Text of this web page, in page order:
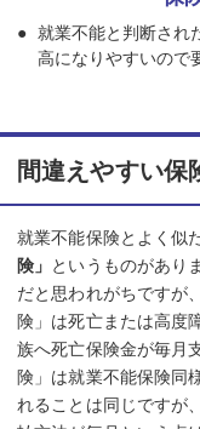
就業不能と判断され
高になりやすいので
間違えやすい保
就業不能保険とよく似
険」 というものがあり
だと思われがちですが
険」は死亡または高度
族へ死亡保険金が毎月
険」は就業不能保険同
れることは同じですが